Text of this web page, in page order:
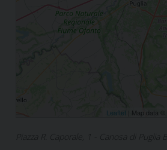
Leaflet | Map data ©
Piazza R. Caporale, 1 - Canosa di Puglia BT